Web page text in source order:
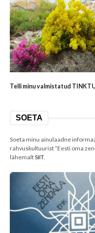
Telli minu valmistatud
SOETA
Soeta minu ainulaadne
rahvuskultuurist “Eesti oma
lähemaltSIIT.